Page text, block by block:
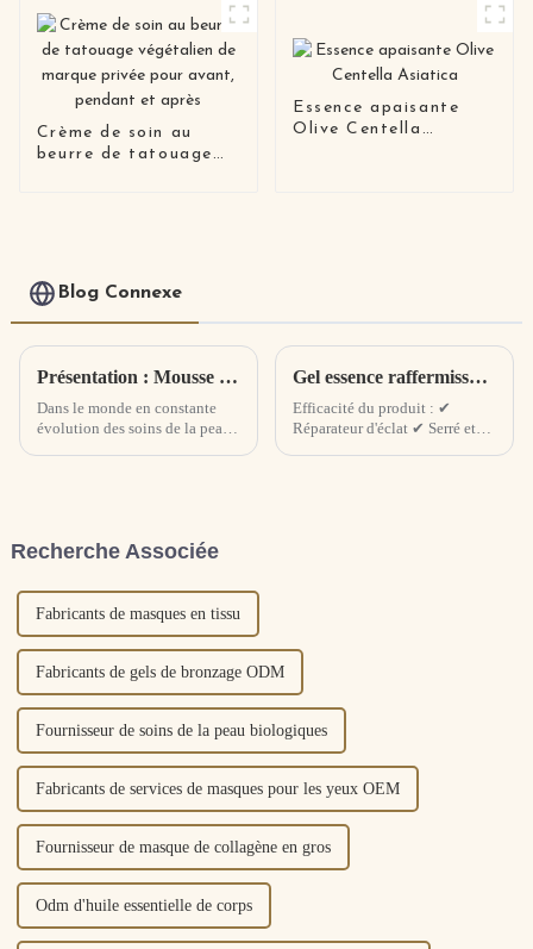
Crème de soin au
beurre de tatouage
Essence apaisante
Olive Centella
Blog Connexe
Présentation : Mousse nettoyante infusée à l'extrait d'arbre à thé - Révolutionnaire des soins de la peau avec une puissance naturelle
Dans le monde en constante
évolution des soins de la peau,
d'ingrédients de première
Gel essence raffermissant revitalisant ciel étoilé, nouveau produit
Efficacité du produit : ✔
Réparateur d'éclat ✔ Serré et
Recherche Associée
Fabricants de masques en tissu
Fabricants de gels de bronzage ODM
Fournisseur de soins de la peau biologiques
Fabricants de services de masques pour les yeux OEM
Fournisseur de masque de collagène en gros
Odm d'huile essentielle de corps